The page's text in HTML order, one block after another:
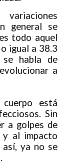
general se
todo aquel
igual a 38.3
habla de
a
está
Sin
a golpes de
y al impacto
así, ya no se